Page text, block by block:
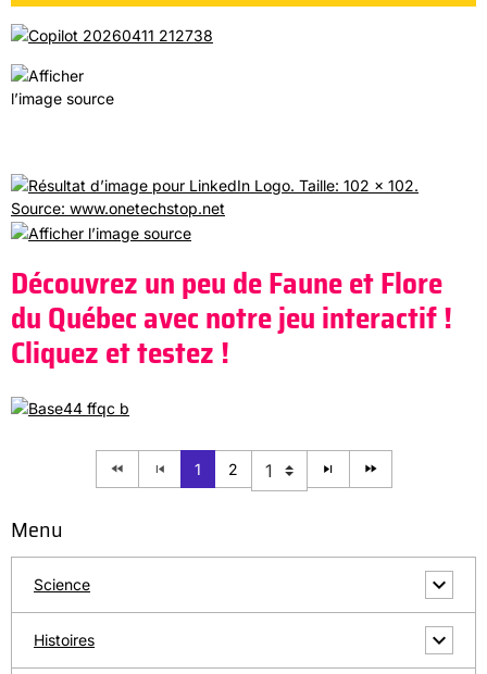
Découvrez un peu de Faune et Flore
du Québec avec notre jeu interactif !
Cliquez et testez !
1 2
Menu
Science
Histoires